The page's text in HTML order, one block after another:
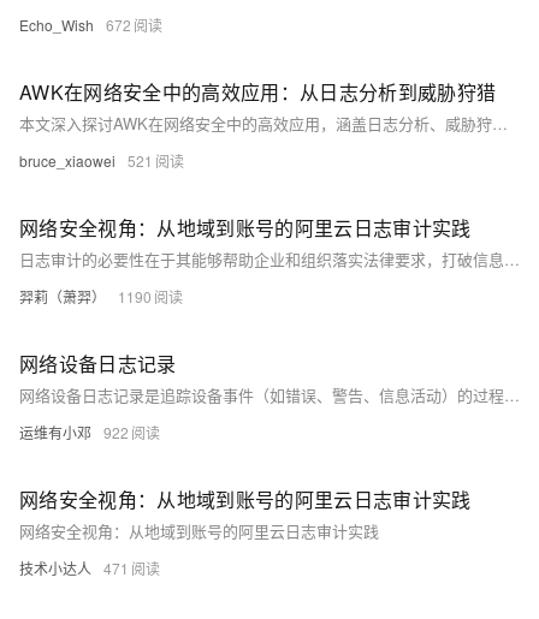
Echo_Wish 672
AWK在网络安全中的高效应用：从日志分析到威胁狩猎
本文深入探讨AWK在网络安全中的高效应用，涵盖日志分析、威胁狩猎及应急响应等场景。通过实战技巧，助力安全工程师将日志分析效率提升3倍以上，构建轻量级监控方案。文章详解AWK核心语法与网络安全专用技巧，如时间范围分析、多条件过滤和数据脱敏，并提供性能优化与工具集成方案。掌握AWK，让安全工作事半功倍！
bruce_xiaowei 521
网络安全视角：从地域到账号的阿里云日志审计实践
日志审计的必要性在于其能够帮助企业和组织落实法律要求，打破信息孤岛和应对安全威胁。选择 SLS 下日志审计应用，一方面是选择国家网络安全专用认证的日志分析产品，另一方面可以快速帮助大型公司统一管理多组地域、多个账号的日志数据。除了在日志服务中存储、查看和分析日志外，还可通过报表分析和告警配置，主动发现潜在的安全威胁，增强云上资产安全。
羿莉（萧羿） 1190
网络设备日志记录
网络设备日志记录是追踪设备事件（如错误、警告、信息活动）的过程，帮助IT管理员进行故障排除和违规后分析。日志详细记录用户活动，涵盖登录、帐户创建及数据访问等。为优化日志记录，需启用日志功能、管理记录内容、区分常规与异常活动，并使用专用工具进行事件关联和分析。集中式日志记录解决方案可收集并统一管理来自多种设备和应用的日志，提供简化搜索、安全存储、主动监控和更好的事件可见性，增强网络安全。常用工具如EventLog Analyzer能灵活收集、存储和分析日志，确保高效管理。
运维有小邓 922
网络安全视角：从地域到账号的阿里云日志审计实践
网络安全视角：从地域到账号的阿里云日志审计实践
技术小达人 471